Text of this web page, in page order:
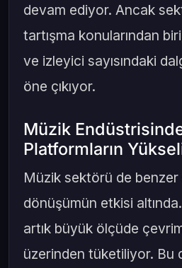
devam ediyor. Ancak
tartışma konularından
ve izleyici sayısındaki
öne çıkıyor.
Müzik
Platformların
Müzik sektörü de benzer
dönüşümün etkisi
artık büyük ölçüde
üzerinden tüketiliyor. Bu